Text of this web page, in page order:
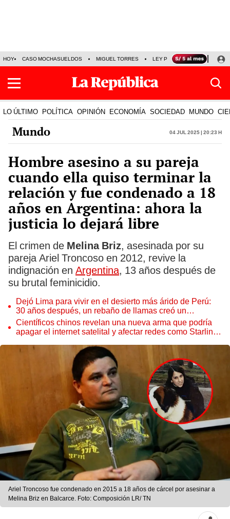
HOY CASO MOCHASUELDOS MIGUEL TORRES LEY PULPÍN PRECIO DEL
LO ÚLTIMO POLÍTICA OPINIÓN ECONOMÍA SOCIEDAD MUNDO
Mundo 04 Jul 2025 | 20:23 h
Hombre asesino a su pareja
cuando ella quiso terminar la
relación y fue condenado a 18
años en Argentina: ahora la
justicia lo dejará libre
El crimen de Melina Briz, asesinada por su
pareja Ariel Troncoso en 2012, revive la
indignación en Argentina, 13 años después de
su brutal feminicidio.
Dejó Lima para vivir en el desierto más árido de Perú:
30 años después, un rebaño de llamas creó un
sorprendente ecosistema
Científicos chinos revelan una nueva arma que podría
apagar el internet satelital y afectar redes como Starlink
Ariel Troncoso fue condenado en 2015 a 18 años de cárcel por asesinar a
Melina Briz en Balcarce. Foto: Composición LR/ TN